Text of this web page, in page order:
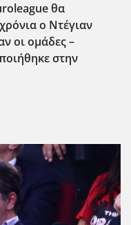
θα
ο Ντέγιαν
οι ομάδες –
στην